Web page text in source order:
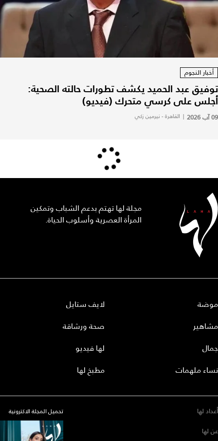
أخبار النجوم
توفيق عبد الحميد يكشف تطورات حالته الصحية:
أجلس على كرسي متحرك (فيديو)
09 آب 2026 | القاهرة - نيرمين زكي
مجلة لها تهتم بدعم الشباب وتمكين
المرأة العصرية وأسلوب الحياة.
موضة
مشاهير
جمال
نساء ملهمات
لايف ستايل
صحة ورشاقة
لها فيديو
مطبخ لها
أعداد لها
عن لها
تحميل المجلة الاكترونية